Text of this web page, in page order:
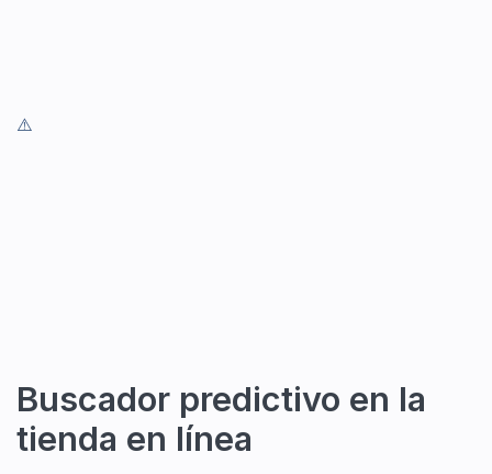
Buscador predictivo en la
tienda en línea